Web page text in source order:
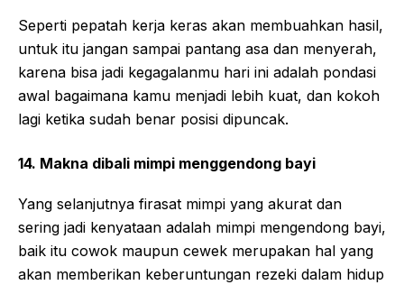
Seperti pepatah kerja keras akan membuahkan hasil,
untuk itu jangan sampai pantang asa dan menyerah,
karena bisa jadi kegagalanmu hari ini adalah pondasi
awal bagaimana kamu menjadi lebih kuat, dan kokoh
lagi ketika sudah benar posisi dipuncak.
14. Makna dibali mimpi menggendong bayi
Yang selanjutnya firasat mimpi yang akurat dan
sering jadi kenyataan adalah mimpi mengendong bayi,
baik itu cowok maupun cewek merupakan hal yang
akan memberikan keberuntungan rezeki dalam hidup